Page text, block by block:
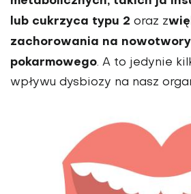
lub cukrzyca typu 2 oraz z
zachorowania na
pokarmowego. A to jedynie
wpływu dysbiozy na nasz